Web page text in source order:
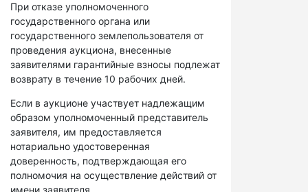
При отказе уполномоченного
государственного органа или
государственного землепользователя от
проведения аукциона, внесенные
заявителями гарантийные взносы подлежат
возврату в течение 10 рабочих дней.
Если в аукционе участвует надлежащим
образом уполномоченный представитель
заявителя, им предоставляется
нотариально удостоверенная
доверенность, подтверждающая его
полномочия на осуществление действий от
имени заявителя.